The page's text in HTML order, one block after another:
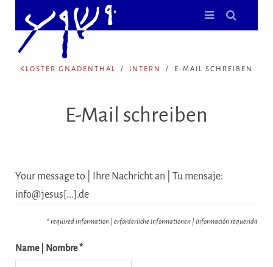
KLOSTER GNADENTHAL INTERN E-MAIL SCHREIBEN
E-Mail schreiben
Your message to | Ihre Nachricht an | Tu mensaje:
info@jesus[...].de
* required information | erforderliche Informationen | Información requerida
Name | Nombre *